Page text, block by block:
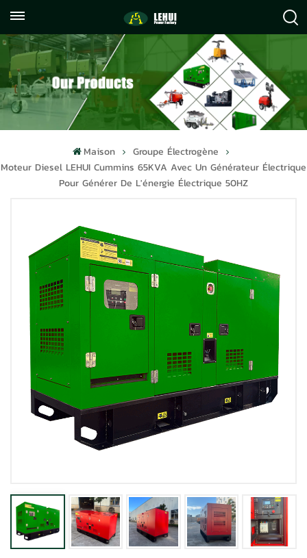
059122071372
info@lehuipowerfactory.com
Maison
Groupe Électrogène
Moteur Diesel LEHUI Cummins 65KVA Avec Un Générateur Électrique
Pour Générer De L'énergie Électrique 50HZ